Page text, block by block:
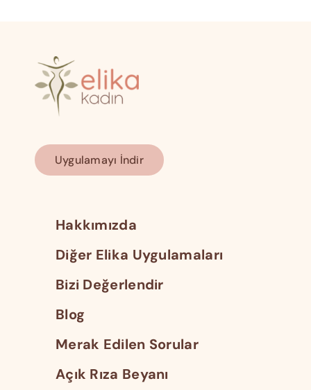
Uygulamayı İndir
Hakkımızda
Diğer Elika Uygulamaları
Bizi Değerlendir
Blog
Merak Edilen Sorular
Açık Rıza Beyanı